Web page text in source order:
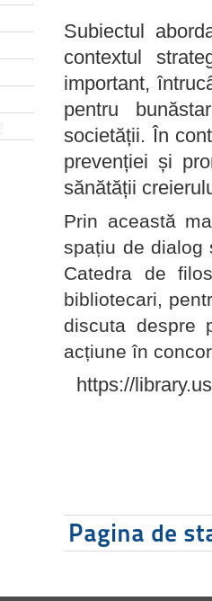
Subiectul
contextul
important,
pentru
societății. În
prevenției și
sănătății
Prin această
spațiu de dialog
Catedra de
bibliotecari,
discuta despre
acțiune în
https://
Pagina de